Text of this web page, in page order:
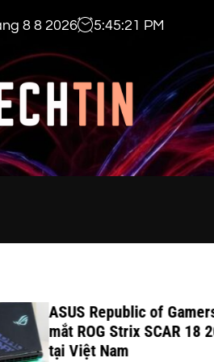
8 8 2026 5:45:23 PM
Republic of Gamers ra
ROG Strix SCAR 18 2026
Việt Nam